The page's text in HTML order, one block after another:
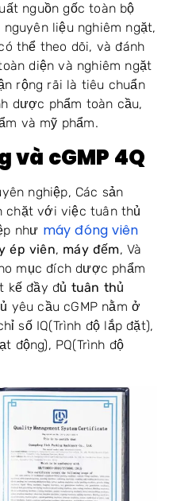
nguồn gốc toàn bộ
liệu nghiêm ngặt,
thể theo dõi, và đánh
diện và nghiêm ngặt
rộng rãi là tiêu chuẩn
dược phẩm toàn cầu,
và mỹ phẩm.
và cGMP 4Q
nghiệp, Các sản
chặt với việc tuân thủ
như máy đóng viên
ép viên, máy đếm, Và
mục đích dược phẩm
kế đầy đủ tuân thủ
yêu cầu cGMP nằm ở
số IQ(Trình độ lắp đặt),
động), PQ(Trình độ